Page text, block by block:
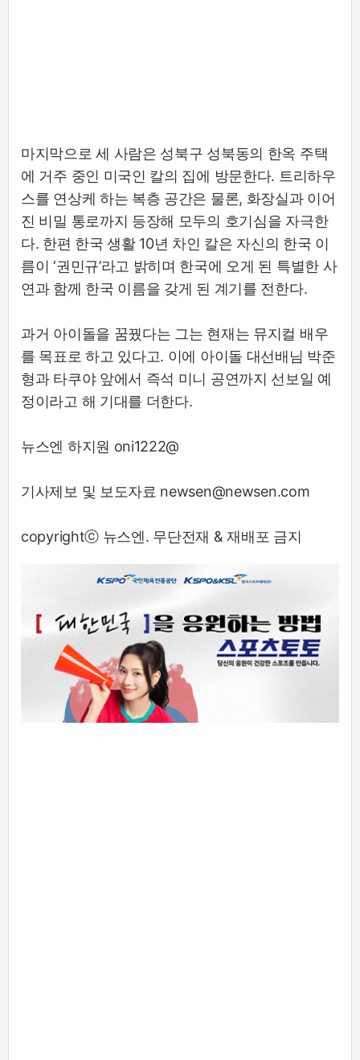
마지막으로 세 사람은 성북구 성북동의 한옥 주택
에 거주 중인 미국인 칼의 집에 방문한다. 트리하우
스를 연상케 하는 복층 공간은 물론, 화장실과 이어
진 비밀 통로까지 등장해 모두의 호기심을 자극한
다. 한편 한국 생활 10년 차인 칼은 자신의 한국 이
름이 ‘권민규’라고 밝히며 한국에 오게 된 특별한 사
연과 함께 한국 이름을 갖게 된 계기를 전한다.
과거 아이돌을 꿈꿨다는 그는 현재는 뮤지컬 배우
를 목표로 하고 있다고. 이에 아이돌 대선배님 박준
형과 타쿠야 앞에서 즉석 미니 공연까지 선보일 예
정이라고 해 기대를 더한다.
뉴스엔 하지원 oni1222@
기사제보 및 보도자료 newsen@newsen.com
copyrightⓒ 뉴스엔. 무단전재 & 재배포 금지